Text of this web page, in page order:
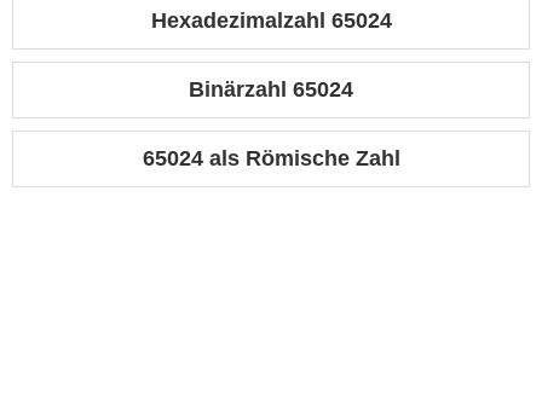
Hexadezimalzahl 65024
Binärzahl 65024
65024 als Römische Zahl